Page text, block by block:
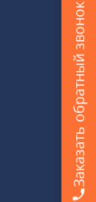
Заказать обратный звонок